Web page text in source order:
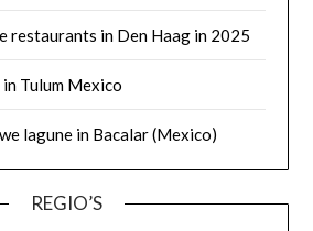
restaurants in Den Haag in 2025
Tulum Mexico
lagune in Bacalar (Mexico)
REGIO’S